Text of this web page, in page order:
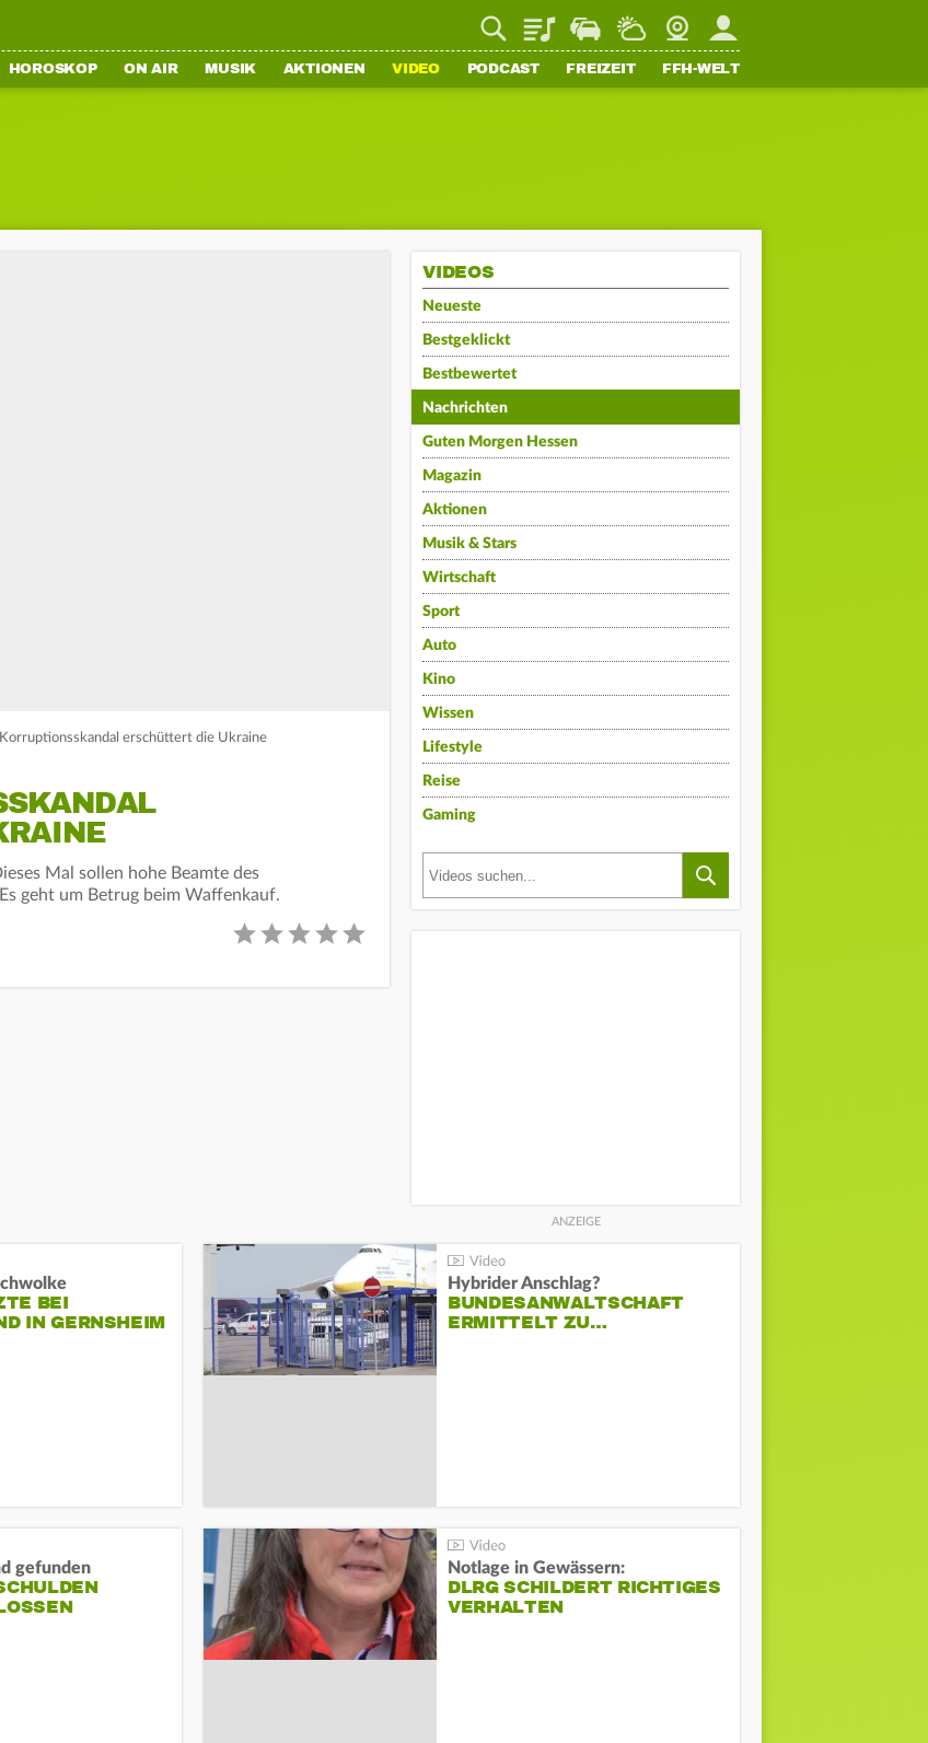
PlaylistStaupilotWetterWebcamMein FFH
HOROSKOP ON AIR MUSIK AKTIONEN VIDEO PODCAST FREIZEIT FFH-WELT
erschüttert die Ukraine
Mal sollen hohe Beamte des
geht um Betrug beim Waffenkauf.
VIDEOS
Neueste
Bestgeklickt
Bestbewertet
Nachrichten
Guten Morgen Hessen
Magazin
Aktionen
Musik & Stars
Wirtschaft
Sport
Auto
Kino
Wissen
Lifestyle
Reise
Gaming
BEI
IN GERNSHEIM
Hybrider Anschlag?
BUNDESANWALTSCHAFT
ERMITTELT ZU…
gefunden Notlage in Gewässern:
DLRG SCHILDERT RICHTIGES
VERHALTEN